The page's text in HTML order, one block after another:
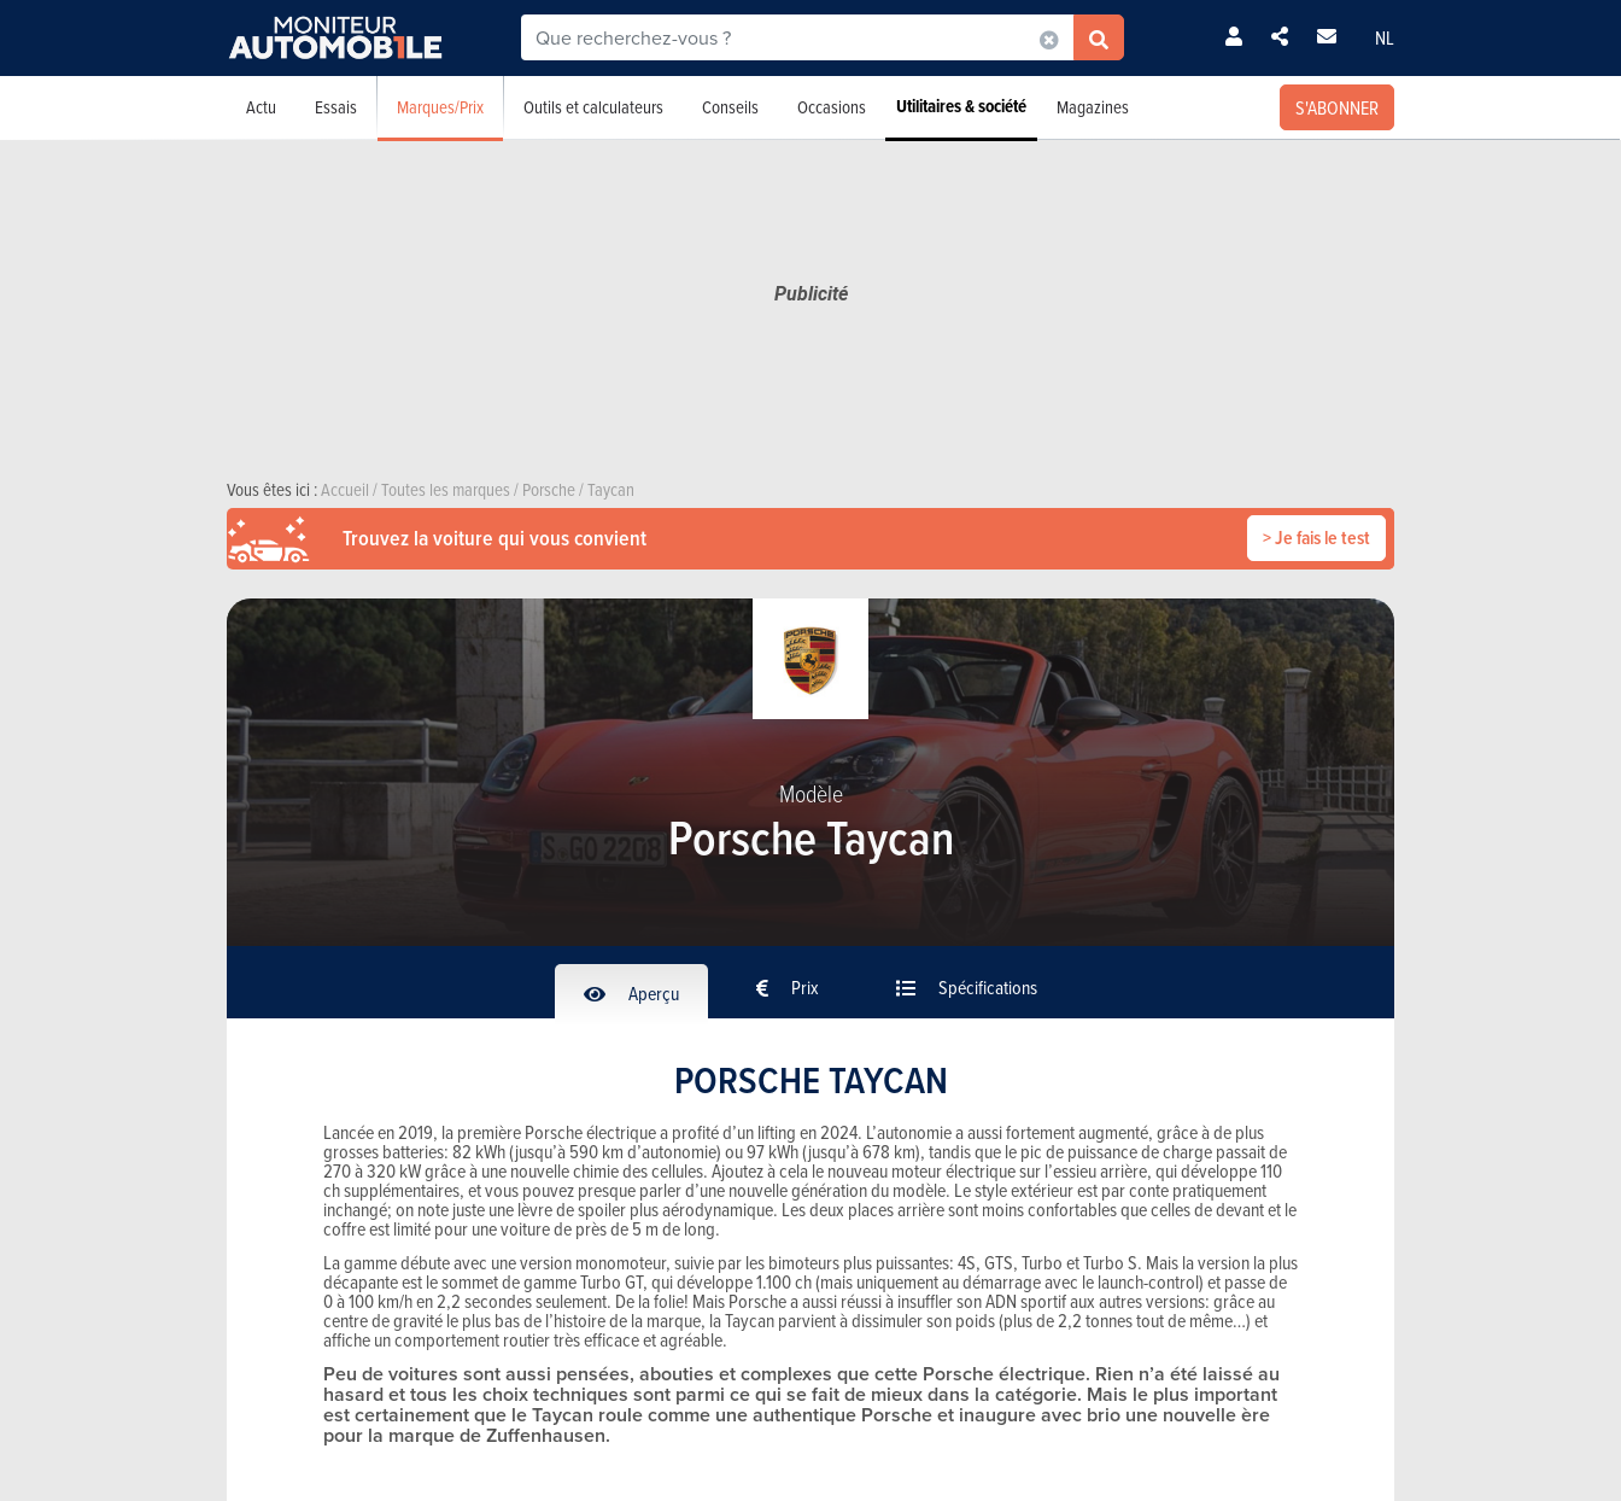
NL
Actu Essais Marques/Prix Outils et calculateurs Conseils Occasions Utilitaires & société Magazines S'ABONNER
Vous êtes ici :Accueil/Toutes les marques/Porsche/Taycan
Trouvez la voiture qui vous convient > Je fais le test
Modèle
Porsche Taycan
Aperçu Prix Spécifications
PORSCHE TAYCAN
Lancée en 2019, la première Porsche électrique a profité d’un lifting en 2024. L’autonomie a aussi fortement augmenté, grâce à de plus
grosses batteries: 82 kWh (jusqu’à 590 km d’autonomie) ou 97 kWh (jusqu’à 678 km), tandis que le pic de puissance de charge passait de
270 à 320 kW grâce à une nouvelle chimie des cellules. Ajoutez à cela le nouveau moteur électrique sur l’essieu arrière, qui développe 110
ch supplémentaires, et vous pouvez presque parler d’une nouvelle génération du modèle. Le style extérieur est par conte pratiquement
inchangé; on note juste une lèvre de spoiler plus aérodynamique. Les deux places arrière sont moins confortables que celles de devant et le
coffre est limité pour une voiture de près de 5 m de long.
La gamme débute avec une version monomoteur, suivie par les bimoteurs plus puissantes: 4S, GTS, Turbo et Turbo S. Mais la version la plus
décapante est le sommet de gamme Turbo GT, qui développe 1.100 ch (mais uniquement au démarrage avec le launch-control) et passe de
0 à 100 km/h en 2,2 secondes seulement. De la folie! Mais Porsche a aussi réussi à insuffler son ADN sportif aux autres versions: grâce au
centre de gravité le plus bas de l’histoire de la marque, la Taycan parvient à dissimuler son poids (plus de 2,2 tonnes tout de même…) et
affiche un comportement routier très efficace et agréable.
Peu de voitures sont aussi pensées, abouties et complexes que cette Porsche électrique. Rien n’a été laissé au
hasard et tous les choix techniques sont parmi ce qui se fait de mieux dans la catégorie. Mais le plus important
est certainement que le Taycan roule comme une authentique Porsche et inaugure avec brio une nouvelle ère
pour la marque de Zuffenhausen.